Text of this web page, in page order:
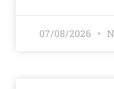
07/08/2026